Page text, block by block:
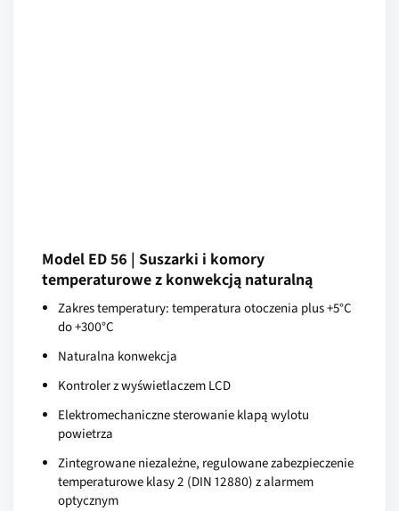
Model ED 56 | Suszarki i komory
temperaturowe z konwekcją naturalną
Zakres temperatury: temperatura otoczenia plus +5°C
do +300°C
Naturalna konwekcja
Kontroler z wyświetlaczem LCD
Elektromechaniczne sterowanie klapą wylotu
powietrza
Zintegrowane niezależne, regulowane zabezpieczenie
temperaturowe klasy 2 (DIN 12880) z alarmem
optycznym